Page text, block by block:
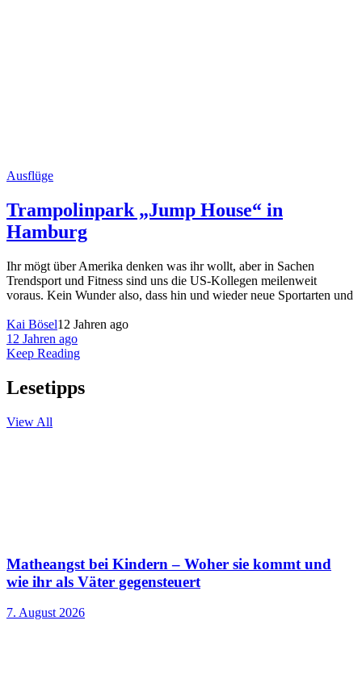
Ausflüge
Trampolinpark „Jump House“ in
Hamburg
Ihr mögt über Amerika denken was ihr wollt, aber in Sachen
Trendsport und Fitness sind uns die US-Kollegen meilenweit
voraus. Kein Wunder also, dass hin und wieder neue Sportarten und
Kai Bösel12 Jahren ago
12 Jahren ago
Keep Reading
Lesetipps
View All
Matheangst bei Kindern – Woher sie kommt und
wie ihr als Väter gegensteuert
7. August 2026